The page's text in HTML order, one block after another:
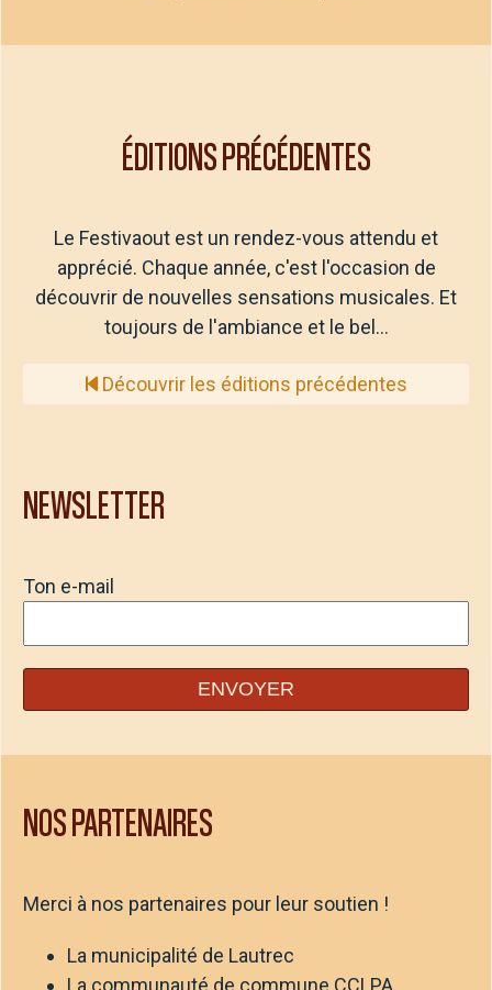
ÉDITIONS PRÉCÉDENTES
Le Festivaout est un rendez-vous attendu et
apprécié. Chaque année, c'est l'occasion de
découvrir de nouvelles sensations musicales. Et
toujours de l'ambiance et le bel…
Découvrir les éditions précédentes
NEWSLETTER
Ton e-mail
NOS PARTENAIRES
Merci à nos partenaires pour leur soutien !
La municipalité de Lautrec
La communauté de commune CCLPA